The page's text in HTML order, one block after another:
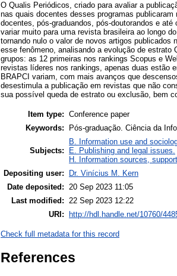
O Qualis Periódicos, criado para avaliar a
nas quais docentes desses programas
docentes, pós-graduandos, pós-doutorandos e
variar muito para uma revista brasileira ao longo
tornando nulo o valor de novos artigos
esse fenômeno, analisando a evolução de
grupos: as 12 primeiras nos rankings Scopus e
revistas líderes nos rankings, apenas duas estão
BRAPCI variam, com mais avanços que
desestimula a publicação em revistas que não
sua possível queda de estrato ou exclusão, bem
Item type: Conference paper
Keywords:
Pós-graduação. Ciência da
Subjects:
B. Information use and
E. Publishing and legal issues.
H. Information sources,
Depositing user:
Dr. Vinícius M. Kern
Date deposited:
20 Sep 2023 11:05
Last modified:
22 Sep 2023 12:22
URI:
http://hdl.handle.net/10760/
Check full metadata for this record
References